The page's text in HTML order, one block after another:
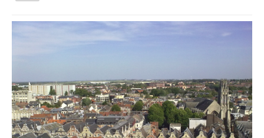
la
Vous êtes ici :
Accueil
Festival de l'oiseau et de la nature
Activités tout public
Animations et éducation
Accompagnement du territoire et ingénierie